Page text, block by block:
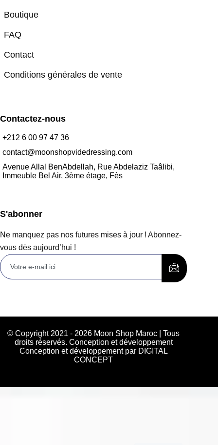
Boutique
FAQ
Contact
Conditions générales de vente
Contactez-nous
+212 6 00 97 47 36
contact@moonshopvidedressing.com
Avenue Allal BenAbdellah, Rue Abdelaziz Taâlibi,
Immeuble Bel Air, 3ème étage, Fès
S'abonner
Ne manquez pas nos futures mises à jour ! Abonnez-
vous dès aujourd’hui !
© Copyright 2021 - 2026 Moon Shop Maroc | Tous
droits réservés. Conception et développement
Conception et développement par DIGITAL
CONCEPT